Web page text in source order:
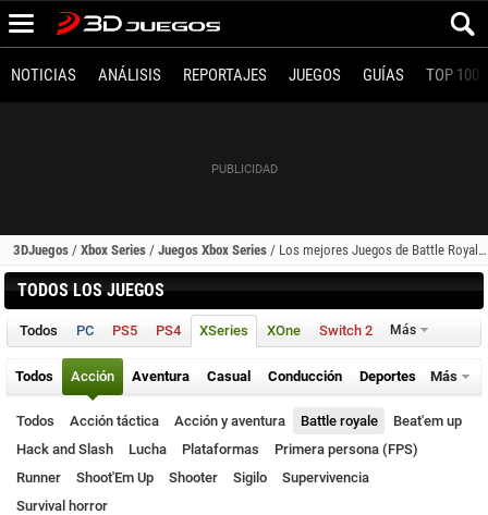
NOTICIAS ANÁLISIS REPORTAJES JUEGOS GUÍAS TOP 100
3DJuegos / Xbox Series / Juegos Xbox Series / Los mejores Juegos de Battle Royale (Xbox Series)
TODOS LOS JUEGOS
Todos PC PS5 PS4 XSeries XOne Switch 2 Más
Todos Acción Aventura Casual Conducción Deportes Más
Todos Acción táctica Acción y aventura Battle royale
Beat'em up
Hack and Slash
Lucha Plataformas
Primera persona (FPS)
Runner
Shoot'Em Up Shooter Sigilo
Supervivencia
Survival horror